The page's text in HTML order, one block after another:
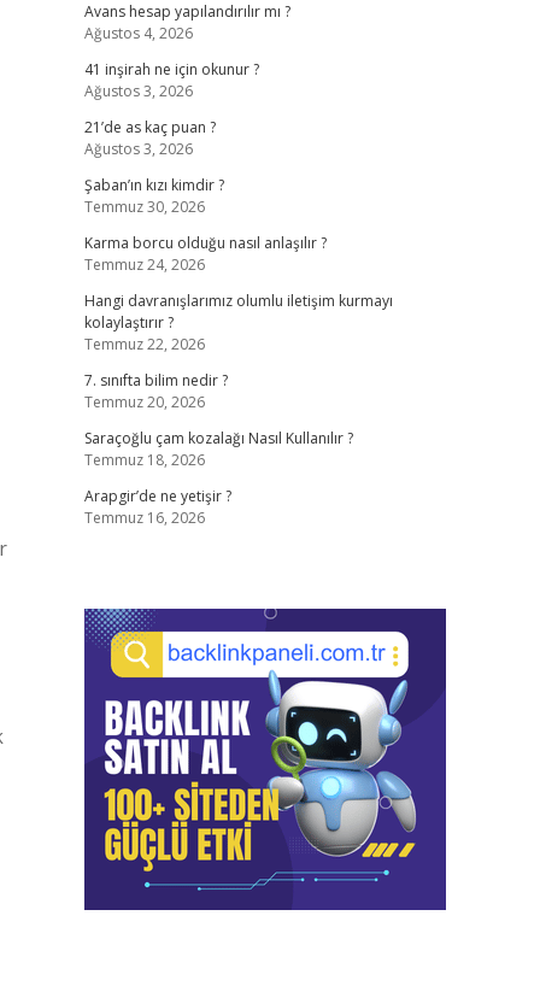
Avans hesap yapılandırılır mı ?
Ağustos 4, 2026
41 inşirah ne için okunur ?
Ağustos 3, 2026
21’de as kaç puan ?
Ağustos 3, 2026
Şaban’ın kızı kimdir ?
Temmuz 30, 2026
Karma borcu olduğu nasıl anlaşılır ?
Temmuz 24, 2026
Hangi davranışlarımız olumlu iletişim kurmayı
kolaylaştırır ?
Temmuz 22, 2026
7. sınıfta bilim nedir ?
Temmuz 20, 2026
Saraçoğlu çam kozalağı Nasıl Kullanılır ?
Temmuz 18, 2026
Arapgir’de ne yetişir ?
Temmuz 16, 2026